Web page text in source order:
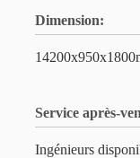
Dimension:
Service après-
Ingénieurs